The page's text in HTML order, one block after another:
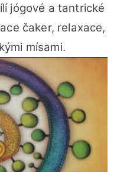
jógové a tantrické
čaker, relaxace,
mísami.